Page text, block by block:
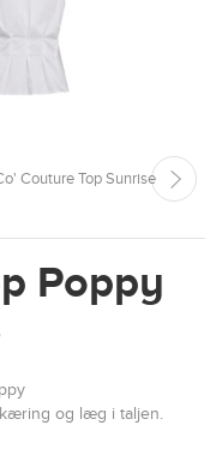
Couture Top Sunrise
Poppy
og læg i taljen.